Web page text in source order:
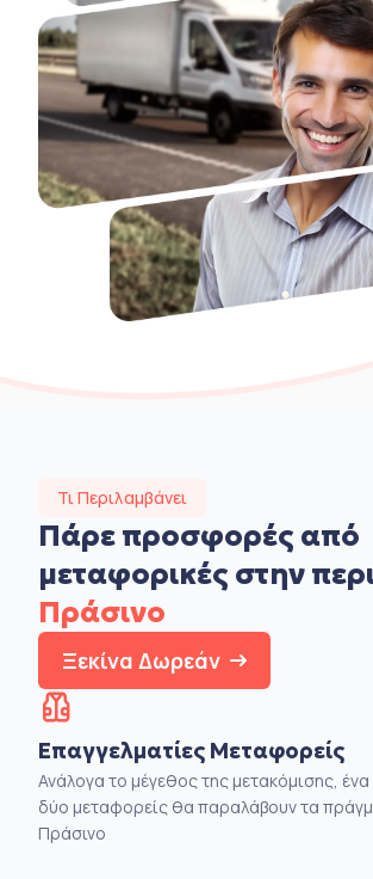
Τι Περιλαμβάνει
Πάρε προσφορές από
μεταφορικές στην
Πράσινο
Ξεκίνα Δωρεάν
Επαγγελματίες Μεταφορείς
Ανάλογα το μέγεθος της μετακόμισης,
δύο μεταφορείς θα παραλάβουν τα
Πράσινο